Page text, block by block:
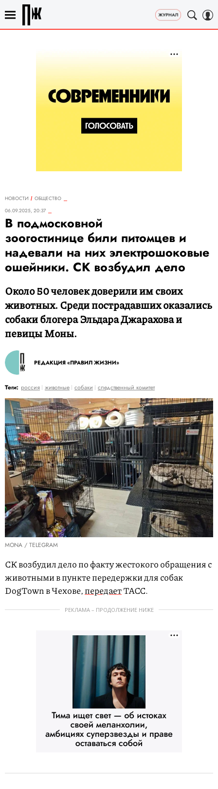
НОВОСТИ
ОБЩЕСТВО
06.09.2025, 20:37
В подмосковной
зоогостинице били питомцев и
надевали на них электрошоковые
ошейники. СК возбудил дело
Около 50 человек доверили им своих
животных. Среди пострадавших оказались
собаки блогера Эльдара Джарахова и
певицы Моны.
РЕДАКЦИЯ «ПРАВИЛ ЖИЗНИ»
Теги: россия животные собаки следственный комитет
MONA / TELEGRAM
СК возбудил дело по факту жестокого обращения с
животными в пункте передержки для собак
DogTown в Чехове,передаетТАСС.
РЕКЛАМА – ПРОДОЛЖЕНИЕ НИЖЕ